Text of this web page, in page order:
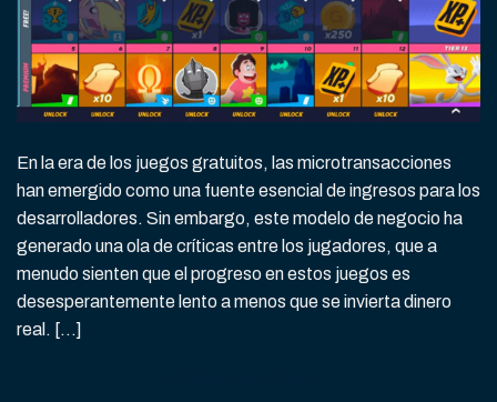
En la era de los juegos gratuitos, las microtransacciones
han emergido como una fuente esencial de ingresos para los
desarrolladores. Sin embargo, este modelo de negocio ha
generado una ola de críticas entre los jugadores, que a
menudo sienten que el progreso en estos juegos es
desesperantemente lento a menos que se invierta dinero
real. […]